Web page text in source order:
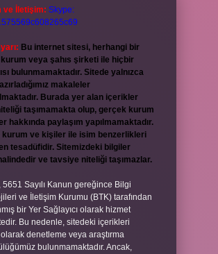
ve İletişim: Skype:
Bu internet sitesi, herhangi bir
veya şahıs şirketi ile hiçbir
bulunmamaktadır. Sitede yalnızca
makaleler
Burada yer alan içerikler
taşımamakta olup, gerçek kurum
hakkında paylaşım yapılmamaktadır.
kurum ve kişiler ile isim benzerlikleri
tesadüfidir. Sitemizdeki bilgiler
ve tavsiye niteliği taşımazlar.
5651 Sayılı Kanun gereğince Bilgi
ve İletişim Kurumu (BTK) tarafından
bir Yer Sağlayıcı olarak hizmet
Bu nedenle, sitedeki içerikleri
denetleme veya araştırma
bulunmamaktadır. Ancak,